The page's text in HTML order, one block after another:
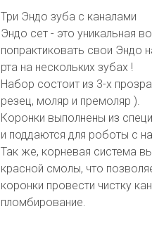
Три Эндо зуба с каналами
Эндо сет - это уникальная
попрактиковать свои Эндо
рта на нескольких зубах !
Набор состоит из 3-х
резец, моляр и премоляр ).
Коронки выполнены из
и поддаются для роботы с
Так же, корневая система
красной смолы, что
коронки провести чистку
пломбирование.